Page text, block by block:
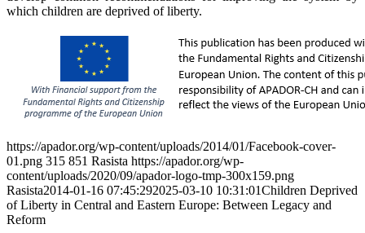
which children are deprived of liberty.
https://apador.org/wp-content/uploads/2014/01/Facebook-cover-
01.png 315 851 Rasista https://apador.org/wp-
content/uploads/2020/09/apador-logo-tmp-300x159.png
Rasista2014-01-16 07:45:292025-03-10 10:31:01Children Deprived
of Liberty in Central and Eastern Europe: Between Legacy and
Reform